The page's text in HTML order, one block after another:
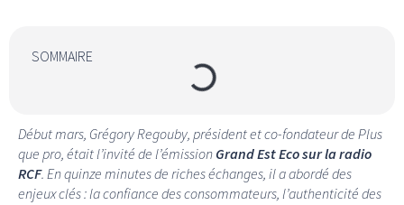
Début mars, Grégory Regouby, président et co-fondateur de Plus
que pro, était l’invité de l’émission Grand Est Eco sur la radio
RCF. En quinze minutes de riches échanges, il a abordé des
enjeux clés : la confiance des consommateurs, l’authenticité des
SOMMAIRE